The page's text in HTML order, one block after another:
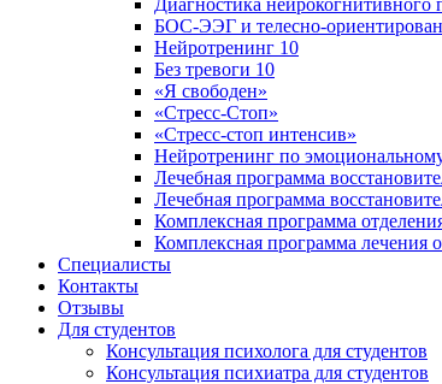
Диагностика нейрокогнитивного
БОС-ЭЭГ и телесно-
Нейротренинг 10
Без тревоги 10
«Я свободен»
«Стресс-Стоп»
«Стресс-стоп интенсив»
Нейротренинг по
Лечебная программа
Лечебная программа
Комплексная программа
Комплексная программа лечения
Специалисты
Контакты
Отзывы
Для студентов
Консультация психолога для студентов
Консультация психиатра для студентов